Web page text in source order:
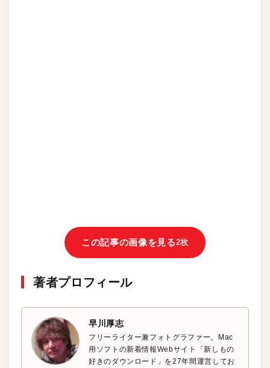
この記事の画像を見る2枚
著者プロフィール
早川厚志
フリーライター兼フォトグラファー。Mac
用ソフトの新着情報Webサイト「新しもの
好きのダウンロード」を27年間運営してお